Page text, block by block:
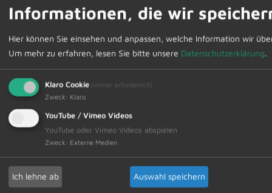
24.01.2025 Amtliche Bekanntmachungen
Schneller Kontakt bei allen Fragen
Markt Dietmannsried
Rathausplatz 3
87463 Dietmannsried
Tel.: 08374/5820-0
Informationen, die wir
Hier können Sie einsehen und anpassen, welche Information wir
Um mehr zu erfahren, lesen Sie bitte unsere Datenschutzerklärung.
Klaro Cookie (immer erforderlich)
Zweck : Klaro
YouTube / Vimeo Videos
YouTube oder Vimeo Videos abspielen
Zweck : Externe Medien
Ich lehne ab Auswahl speichern